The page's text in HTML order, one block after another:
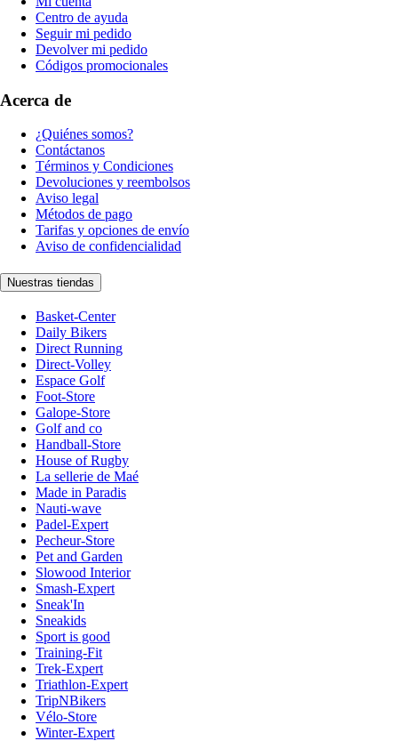
Centro de ayuda
Seguir mi pedido
Devolver mi pedido
Códigos promocionales
Acerca de
¿Quiénes somos?
Contáctanos
Términos y Condiciones
Devoluciones y reembolsos
Aviso legal
Métodos de pago
Tarifas y opciones de envío
Aviso de confidencialidad
Nuestras tiendas
Basket-Center
Daily Bikers
Direct Running
Direct-Volley
Espace Golf
Foot-Store
Galope-Store
Golf and co
Handball-Store
House of Rugby
La sellerie de Maé
Made in Paradis
Nauti-wave
Padel-Expert
Pecheur-Store
Pet and Garden
Slowood Interior
Smash-Expert
Sneak'In
Sneakids
Sport is good
Training-Fit
Trek-Expert
Triathlon-Expert
TripNBikers
Vélo-Store
Winter-Expert